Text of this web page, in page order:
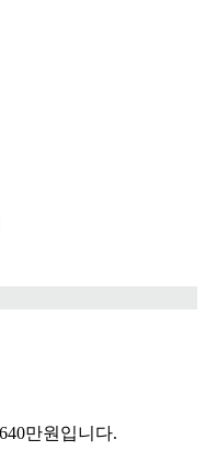
만원입니다.